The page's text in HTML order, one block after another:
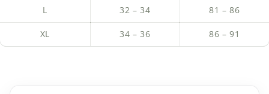
L 32 – 34 81 – 86
XL 34 – 36 86 – 91